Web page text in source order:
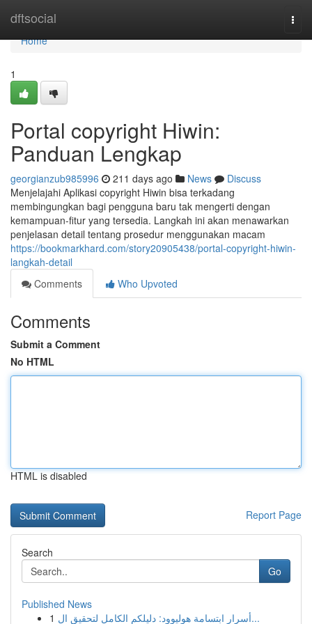
dftsocial
Home
Home
1
Portal copyright Hiwin:
Panduan Lengkap
georgianzub985996 211 days ago News
Discuss
Menjelajahi Aplikasi copyright Hiwin bisa terkadang
membingungkan bagi pengguna baru tak mengerti dengan
kemampuan-fitur yang tersedia. Langkah ini akan menawarkan
penjelasan detail tentang prosedur menggunakan macam
https://bookmarkhard.com/story20905438/portal-copyright-hiwin-
langkah-detail
Comments
Who Upvoted
Comments
Submit a Comment
No HTML
HTML is disabled
Report Page
Search
Go
Published News
1
أسرار ابتسامة هوليوود: دليلكم الكامل لتحقيق ال...